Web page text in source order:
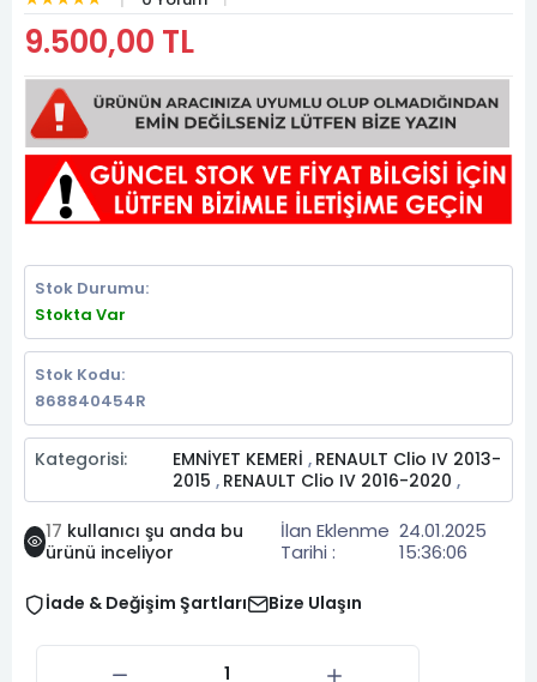
9.500,00 TL
Stok Durumu:
Stokta Var
Stok Kodu:
868840454R
Kategorisi: EMNİYET KEMERİ , RENAULT Clio IV 2013-
2015 , RENAULT Clio IV 2016-2020 ,
17 kullanıcı şu anda bu
ürünü inceliyor
İlan Eklenme
Tarihi :
24.01.2025
15:36:06
İade & Değişim Şartları Bize Ulaşın